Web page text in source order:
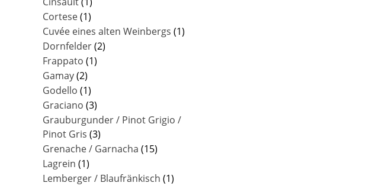
Cortese(1)
Cuvée eines alten Weinbergs (1)
Dornfelder(2)
Frappato (1)
Gamay(2)
Godello (1)
Graciano (3)
Grauburgunder / Pinot Grigio /
Pinot Gris (3)
Grenache / Garnacha (15)
Lagrein (1)
Lemberger / Blaufränkisch (1)